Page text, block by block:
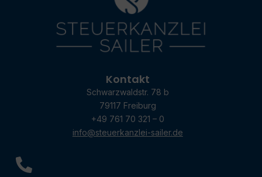
Kontakt
Schwarzwaldstr. 78 b
79117 Freiburg
+49 761 70 321 – 0
info@steuerkanzlei-sailer.de